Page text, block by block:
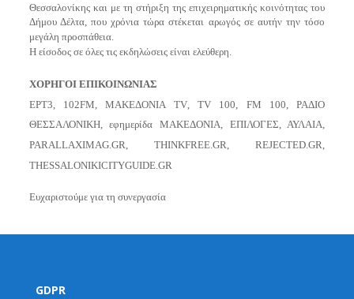
Θεσσαλονίκης και με τη στήριξη της επιχειρηματικής κοινότητας του
Δήμου Δέλτα, που χρόνια τώρα στέκεται αρωγός σε αυτήν την τόσο
μεγάλη προσπάθεια.
Η είσοδος σε όλες τις εκδηλώσεις είναι ελεύθερη.
ΧΟΡΗΓΟΙ ΕΠΙΚΟΙΝΩΝΙΑΣ
ΕΡΤ3, 102FM , ΜΑΚΕΔΟΝΙΑ TV, TV 100, FM 100, ΡΑΔΙΟ
ΘΕΣΣΑΛΟΝΙΚΗ, εφημερίδα ΜΑΚΕΔΟΝΙΑ, ΕΠΙΛΟΓΕΣ, ΑΥΛΑΙΑ,
PARALLAXIMAG. GR THINKFREE GR ,REJECTED .GR
THESSALONIKICITYGUIDE. GR
Ευχαριστούμε για τη συνεργασία
GDPR